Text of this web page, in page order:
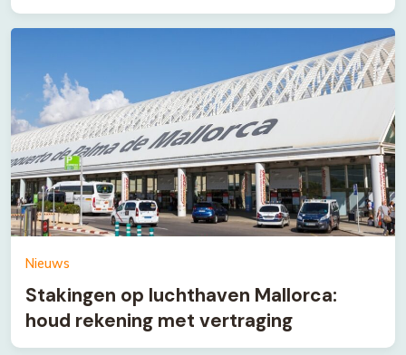
Nieuws
Stakingen op luchthaven Mallorca:
houd rekening met vertraging